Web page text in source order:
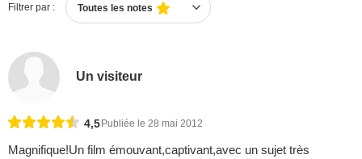
Filtrer par : Toutes les notes
Un visiteur
4,5 Publiée le 28 mai 2012
Magnifique!Un film émouvant,captivant,avec un sujet très